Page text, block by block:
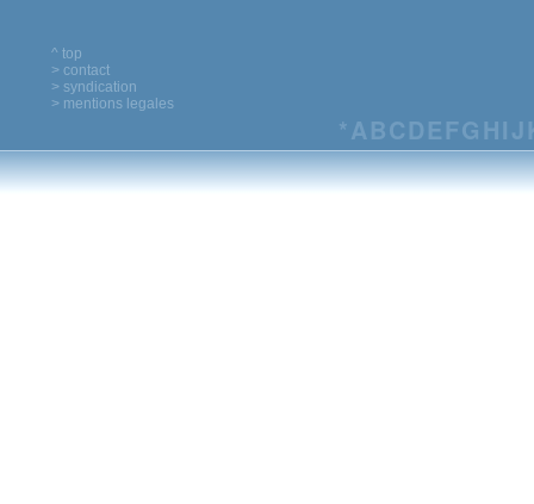
^ top
> contact
> syndication
> mentions legales
*ABCDEFG HIJ